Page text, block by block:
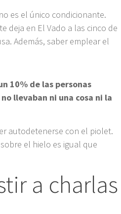
es el único condicionante.
deja en El Vado a las cinco de
Además, saber emplear el
10% de las personas
llevaban ni una cosa ni la
autodetenerse con el piolet.
el hielo es igual que
a charlas